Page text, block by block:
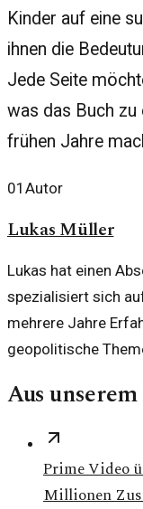
Kinder auf eine
ihnen die
Jede Seite
was das Buch
frühen Jahre
01 Autor
Lukas Müller
Lukas hat einen
spezialisiert sich
mehrere Jahre
geopolitische
Aus
Prime Video
Millionen